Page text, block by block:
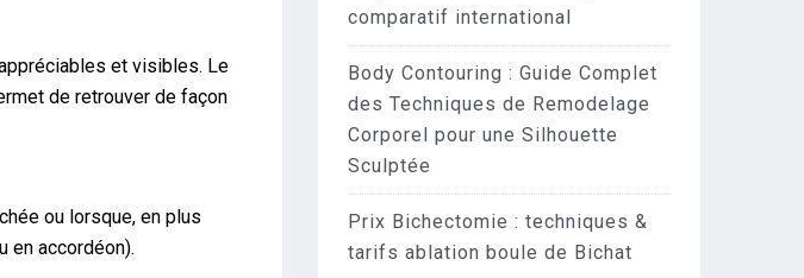
et visibles. Le
de retrouver de façon
ou lorsque, en plus
en accordéon).
comparatif international
Body Contouring : Guide Complet
des Techniques de Remodelage
Corporel pour une Silhouette
Sculptée
Prix Bichectomie : techniques &
tarifs ablation boule de Bichat